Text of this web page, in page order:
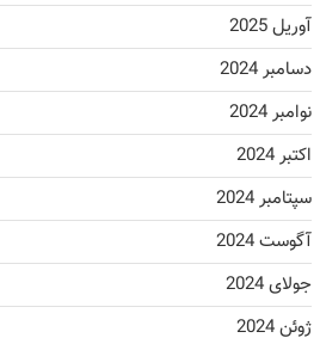
آوریل 2025
دسامبر 2024
نوامبر 2024
اکتبر 2024
سپتامبر 2024
آگوست 2024
جولای 2024
ژوئن 2024